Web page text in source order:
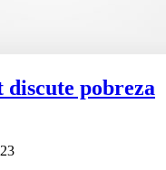
discute pobreza